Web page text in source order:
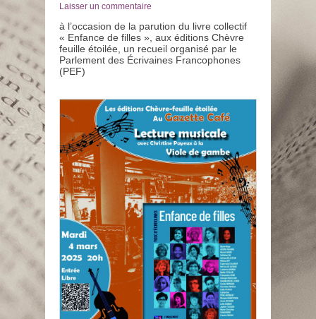
le
Laisser un commentaire
à l’occasion de la parution du livre collectif
« Enfance de filles », aux éditions Chèvre
feuille étoilée, un recueil organisé par le
Parlement des Écrivaines Francophones
(PEF)